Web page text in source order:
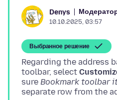
Denys
10.10.2025, 03:57
Выбранное решение
Regarding the address
toolbar, select
sure Bookmark toolbar